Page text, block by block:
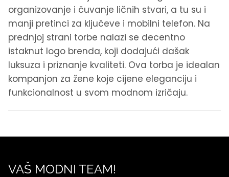
organizovanje i čuvanje ličnih stvari, a tu su i
manji pretinci za ključeve i mobilni telefon. Na
prednjoj strani torbe nalazi se decentno
istaknut logo brenda, koji dodajući dašak
luksuza i priznanje kvaliteti. Ova torba je idealan
kompanjon za žene koje cijene eleganciju i
funkcionalnost u svom modnom izričaju.
VAŠ MODNI TEAM!